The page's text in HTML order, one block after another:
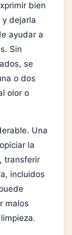
bien
dejarla
ayudar a
Sin
se
o dos
olor o
Una
la
transferir
incluidos
malos